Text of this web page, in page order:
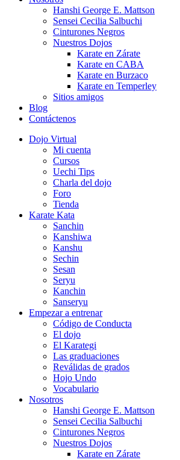
Hanshi George E. Mattson
Sensei Cecilia Salbuchi
Cinturones Negros
Nuestros Dojos
Karate en Zárate
Karate en CABA
Karate en Burzaco
Karate en Temperley
Sitios amigos
Blog
Contáctenos
Dojo Virtual
Mi cuenta
Cursos
Uechi Tips
Charla del dojo
Foro
Tienda
Karate Kata
Sanchin
Kanshiwa
Kanshu
Sechin
Sesan
Seryu
Kanchin
Sanseryu
Empezar a entrenar
Código de Conducta
El dojo
El Karategi
Las graduaciones
Reválidas de grados
Hojo Undo
Vocabulario
Nosotros
Hanshi George E. Mattson
Sensei Cecilia Salbuchi
Cinturones Negros
Nuestros Dojos
Karate en Zárate